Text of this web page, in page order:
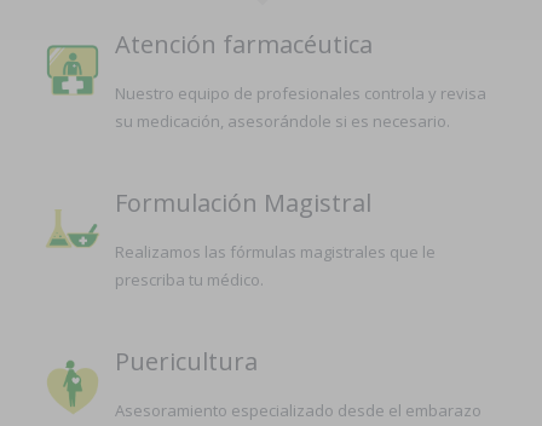
Atención farmacéutica
Nuestro equipo de profesionales controla y revisa
su medicación, asesorándole si es necesario.
Formulación Magistral
Realizamos las fórmulas magistrales que le
prescriba tu médico.
Puericultura
Asesoramiento especializado desde el embarazo